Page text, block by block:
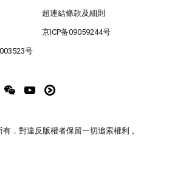
超連結條款及細則
京ICP备09059244号
号
，對違反版權者保留一切追索權利 。